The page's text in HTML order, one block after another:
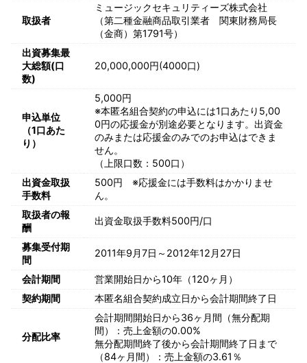
取扱者
ミュージックセキュリティーズ株式会社
（第二種金融商品取引業者 関東財務局長
（金商）第1791号）
出資募集最
大総額(口
数)
20,000,000円(4000口)
申込単位
（1口あた
り）
5,000円
※本匿名組合契約の申込には1口あたり5,00
0円の応援金が別途必要となります。出資金
のみまたは応援金のみでのお申込はできま
せん。
（上限口数：500口）
出資金取扱
手数料
500円 ※応援金には手数料はかかりませ
ん。
取扱者の報
酬
出資金取扱手数料500円/口
募集受付期
間
2011年9月7日～2012年12月27日
会計期間
営業開始日から10年（120ヶ月）
契約期間
本匿名組合契約成立日から会計期間終了日
分配比率
会計期間開始日から36ヶ月間（無分配期
間）：売上金額の0.00%
無分配期間終了後から会計期間終了日まで
（84ヶ月間）：売上金額の3.61％